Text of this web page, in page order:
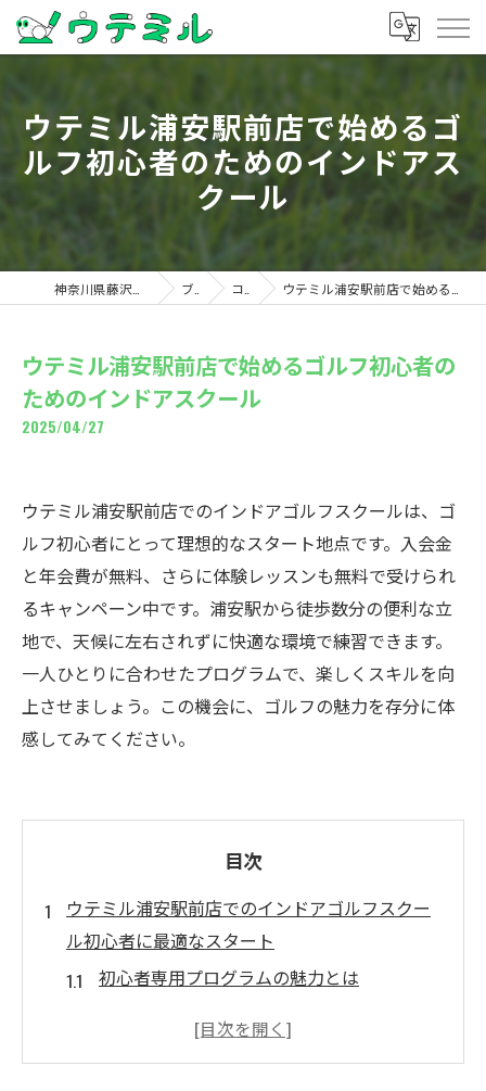
ウテミル浦安駅前店で始めるゴ
ルフ初心者のためのインドアス
クール
ブログ コラム ウテミル浦安駅前店で始めるゴルフ初心者のためのインドアスクール
ウテミル浦安駅前店で始めるゴルフ初心者の
ためのインドアスクール
2025/04/27
ウテミル浦安駅前店でのインドアゴルフスクールは、ゴ
ルフ初心者にとって理想的なスタート地点です。入会金
と年会費が無料、さらに体験レッスンも無料で受けられ
るキャンペーン中です。浦安駅から徒歩数分の便利な立
地で、天候に左右されずに快適な環境で練習できます。
一人ひとりに合わせたプログラムで、楽しくスキルを向
上させましょう。この機会に、ゴルフの魅力を存分に体
感してみてください。
目次
ウテミル浦安駅前店でのインドアゴルフスクー
ル初心者に最適なスタート
初心者専用プログラムの魅力とは
浦安駅前店ならではのサポート体制